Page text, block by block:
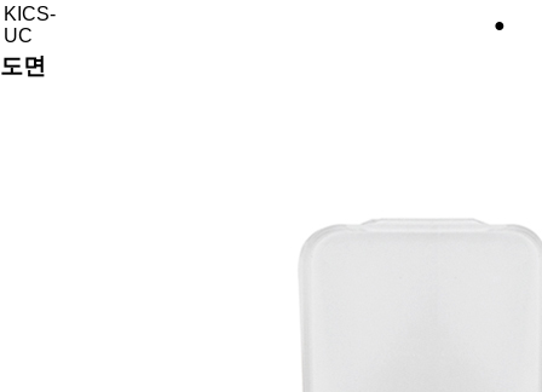
KICS-
UC
●
도면